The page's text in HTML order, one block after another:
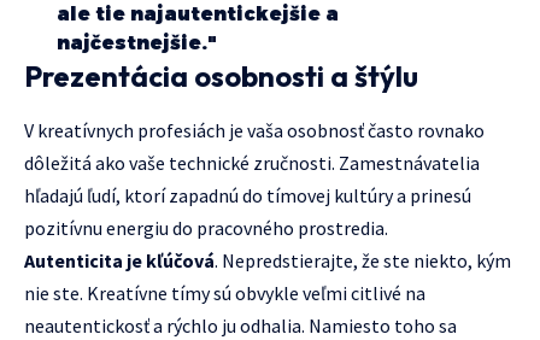
ale tie najautentickejšie a
najčestnejšie."
Prezentácia osobnosti a štýlu
V kreatívnych profesiách je vaša osobnosť často rovnako
dôležitá ako vaše technické zručnosti. Zamestnávatelia
hľadajú ľudí, ktorí zapadnú do tímovej kultúry a prinesú
pozitívnu energiu do pracovného prostredia.
Autenticita je kľúčová. Nepredstierajte, že ste niekto, kým
nie ste. Kreatívne tímy sú obvykle veľmi citlivé na
neautentickosť a rýchlo ju odhalia. Namiesto toho sa